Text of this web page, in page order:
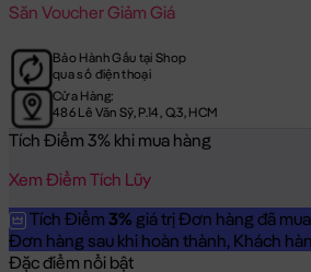
Săn Voucher Giảm Giá
Bảo Hành Gấu tại Shop
qua số điện thoại
Cửa Hàng:
486 Lê Văn Sỹ, P.14, Q.3, HCM
Tích Điểm 3% khi mua hàng
Xem Điểm Tích Lũy
Tích Điểm 3% giá trị Đơn hàng đã mua
Đơn hàng sau khi hoàn thành, Khách
Đặc điểm nổi bật